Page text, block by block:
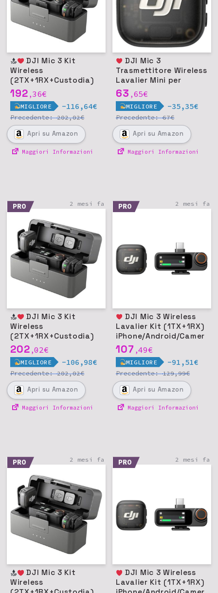
DJI Mic 3 Kit
Wireless
(2TX+1RX+Custodia)
iPhone/Android/Camer
a
192 ,36€
MIGLIORE -116,64€
Precedente:202,02€
Apri su Amazon
Maggiori Informazioni
DJI Mic 3
Trasmettitore Wireless
Lavalier Mini per
iPhone/Android
63 ,65€
MIGLIORE -35,35€
Precedente:67€
Apri su Amazon
Maggiori Informazioni
PRO 2 mesi fa
DJI Mic 3 Kit
Wireless
(2TX+1RX+Custodia)
iPhone/Android/Camer
a
202 ,02€
MIGLIORE -106,98€
Precedente:202,02€
Apri su Amazon
Maggiori Informazioni
PRO 2 mesi fa
DJI Mic 3 Wireless
Lavalier Kit (1TX+1RX)
iPhone/Android/Camer
a
107 ,49€
MIGLIORE -91,51€
Precedente:129,99€
Apri su Amazon
Maggiori Informazioni
PRO 2 mesi fa
DJI Mic 3 Kit
Wireless
PRO 2 mesi fa
DJI Mic 3 Wireless
Lavalier Kit (1TX+1RX)